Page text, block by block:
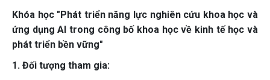
Khóa học "Phát triển năng lực nghiên cứu khoa học và
ứng dụng AI trong công bố khoa học về kinh tế học và
phát triển bền vững"
1. Đối tượng tham gia: